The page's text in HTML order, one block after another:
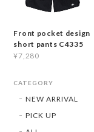
Front pocket design
short pants C4335
¥7,280
CATEGORY
NEW ARRIVAL
PICK UP